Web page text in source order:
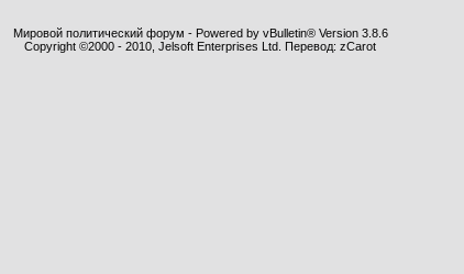
Мировой политический форум - Powered by vBulletin® Version 3.8.6
Copyright ©2000 - 2010, Jelsoft Enterprises Ltd. Перевод: zCarot